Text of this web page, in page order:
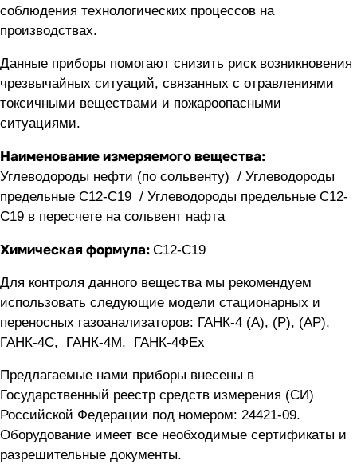
соблюдения технологических процессов на
производствах.
Данные приборы помогают снизить риск возникновения
чрезвычайных ситуаций, связанных с отравлениями
токсичными веществами и пожароопасными
ситуациями.
Наименование измеряемого вещества:
Углеводороды нефти (по сольвенту) / Углеводороды
предельные С12-С19 / Углеводороды предельные С12-
С19 в пересчете на сольвент нафта
Химическая формула: С12-С19
Для контроля данного вещества мы рекомендуем
использовать следующие модели стационарных и
переносных газоанализаторов: ГАНК-4 (А), (Р), (АР),
ГАНК-4C, ГАНК-4М, ГАНК-4ФEx
Предлагаемые нами приборы внесены в
Государственный реестр средств измерения (СИ)
Российской Федерации под номером: 24421-09.
Оборудование имеет все необходимые сертификаты и
разрешительные документы.